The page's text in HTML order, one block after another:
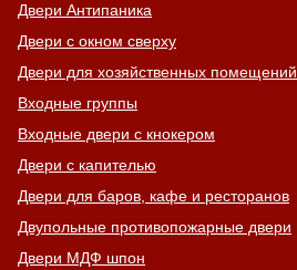
Двери Антипаника
Двери с окном сверху
Двери для хозяйственных помещений
Входные группы
Входные двери с кнокером
Двери с капителью
Двери для баров, кафе и ресторанов
Двупольные противопожарные двери
Двери МДФ шпон